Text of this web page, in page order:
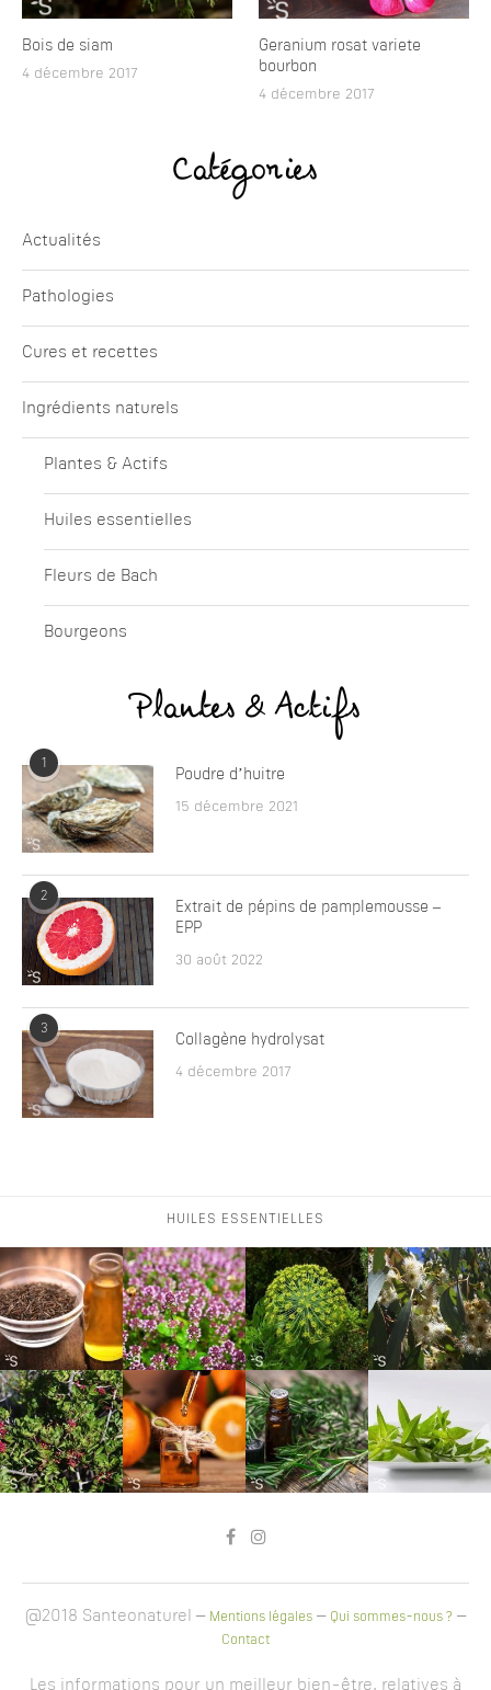
Bois de siam
4 décembre 2017
Geranium rosat variete
bourbon
4 décembre 2017
Catégories
Actualités
Pathologies
Cures et recettes
Ingrédients naturels
Plantes & Actifs
Huiles essentielles
Fleurs de Bach
Bourgeons
Plantes & Actifs
Poudre d’huitre
15 décembre 2021
2
Extrait de pépins de pamplemousse –
EPP
30 août 2022
3
Collagène hydrolysat
4 décembre 2017
HUILES ESSENTIELLES
@2018 Santeonaturel – Mentions légales – Qui sommes-nous ? –
Contact
Les informations pour un meilleur bien-être, relatives à